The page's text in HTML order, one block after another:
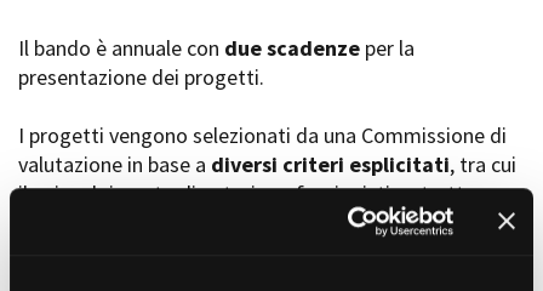
CASTING
Amministrazione trasparente
Bandi e gare
Il bando è annuale con due scadenze per la
presentazione dei progetti.
I progetti vengono selezionati da una Commissione di
valutazione in base a diversi criteri esplicitati, tra cui
il coinvolgimento di autori, professionisti e strutture
torinesi e piemontesi, i co-finanziamenti e l’effettiva